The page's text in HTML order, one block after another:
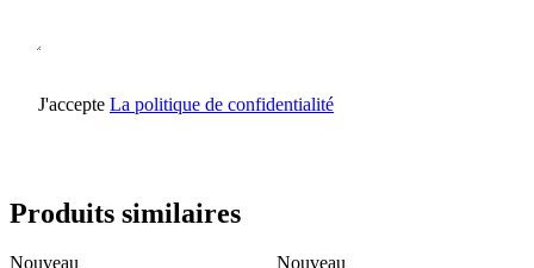
J'accepte La politique de confidentialité
Produits similaires
Nouveau Nouveau